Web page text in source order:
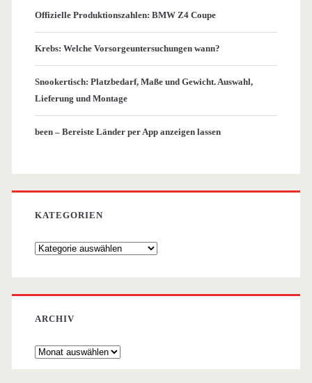
Offizielle Produktionszahlen: BMW Z4 Coupe
Krebs: Welche Vorsorgeuntersuchungen wann?
Snookertisch: Platzbedarf, Maße und Gewicht. Auswahl,
Lieferung und Montage
been – Bereiste Länder per App anzeigen lassen
KATEGORIEN
Kategorien
ARCHIV
Archiv